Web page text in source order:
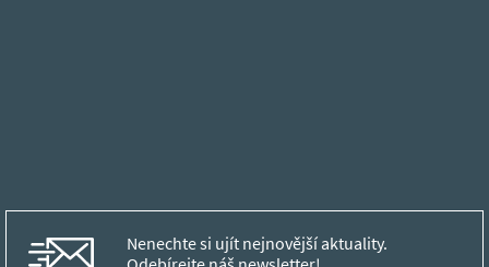
Nenechte si ujít nejnovější aktuality.